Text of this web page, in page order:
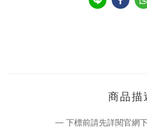
商品描
— 下標前請先詳閱官網